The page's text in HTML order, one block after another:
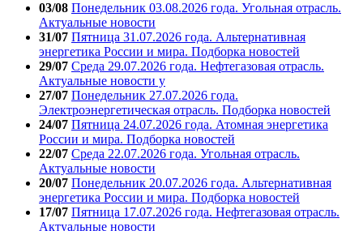
03/08 Понедельник 03.08.2026 года. Угольная отрасль.
Актуальные новости
31/07 Пятница 31.07.2026 года. Альтернативная
энергетика России и мира. Подборка новостей
29/07 Среда 29.07.2026 года. Нефтегазовая отрасль.
Актуальные новости у
27/07 Понедельник 27.07.2026 года.
Электроэнергетическая отрасль. Подборка новостей
24/07 Пятница 24.07.2026 года. Атомная энергетика
России и мира. Подборка новостей
22/07 Среда 22.07.2026 года. Угольная отрасль.
Актуальные новости
20/07 Понедельник 20.07.2026 года. Альтернативная
энергетика России и мира. Подборка новостей
17/07 Пятница 17.07.2026 года. Нефтегазовая отрасль.
Актуальные новости